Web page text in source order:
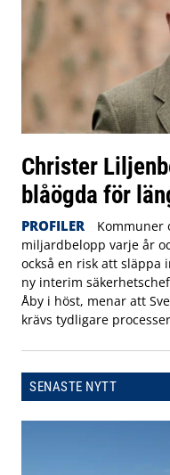
Christer
blåögda för
PROFILER
Kommuner
miljardbelopp varje år
också en risk att släppa
ny interim
Åby i höst, menar att
krävs tydligare
SENASTE NYTT